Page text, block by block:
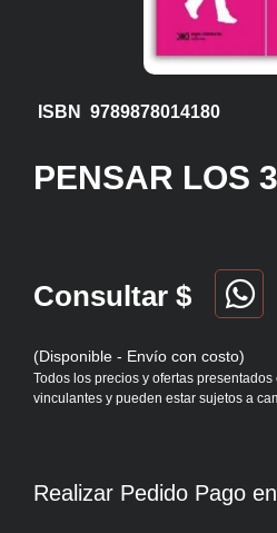
ISBN 9789878014180
PENSAR LOS
Consultar $
(Disponible - Envío con costo)
Todos los precios y ofertas
vinculantes y pueden estar sujetos a
Realizar Pedido Pago